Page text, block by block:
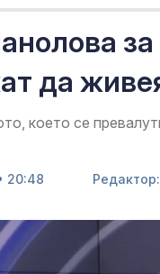
за
да
което се
20:48 Редактор: